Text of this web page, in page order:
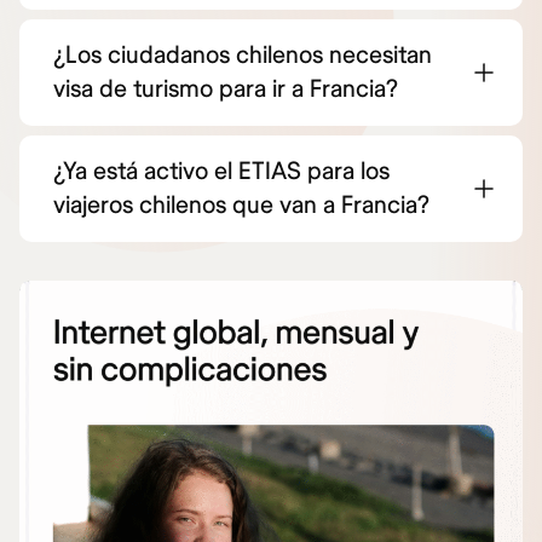
¿Los ciudadanos chilenos necesitan
visa de turismo para ir a Francia?
¿Ya está activo el ETIAS para los
viajeros chilenos que van a Francia?